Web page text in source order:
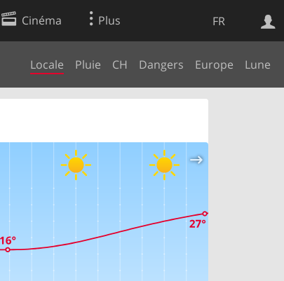
FR
Cinéma Plus
Locale Pluie CH Dangers Europe Lune
Web